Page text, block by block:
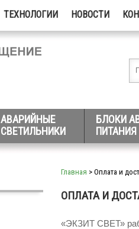
ТЕХНОЛОГИИ НОВОСТИ
АВАРИЙНЫЕ
СВЕТИЛЬНИКИ
БЛОКИ
ПИТАНИЯ
Главная > Оплата и
ОПЛАТА И
«ЭКЗИТ СВЕТ»